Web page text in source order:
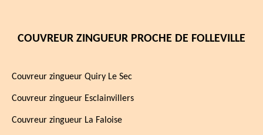
COUVREUR ZINGUEUR PROCHE DE FOLLEVILLE
Couvreur zingueur Quiry Le Sec
Couvreur zingueur Esclainvillers
Couvreur zingueur La Faloise